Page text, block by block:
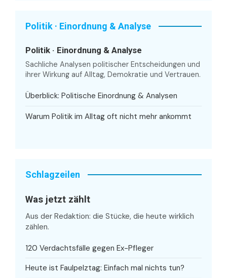
Politik · Einordnung & Analyse
Politik · Einordnung & Analyse
Sachliche Analysen politischer Entscheidungen und
ihrer Wirkung auf Alltag, Demokratie und Vertrauen.
Überblick: Politische Einordnung & Analysen
Warum Politik im Alltag oft nicht mehr ankommt
Schlagzeilen
Was jetzt zählt
Aus der Redaktion: die Stücke, die heute wirklich
zählen.
120 Verdachtsfälle gegen Ex-Pfleger
Heute ist Faulpelztag: Einfach mal nichts tun?